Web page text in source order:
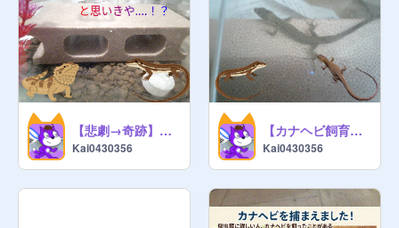
【悲劇→奇跡】やっちまったー！と思いきや....！
Kai0430356
【カナヘビ飼育】夏菜ちゃんのお家
Kai0430356